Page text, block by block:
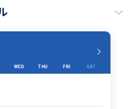
WED THU FRI SAT